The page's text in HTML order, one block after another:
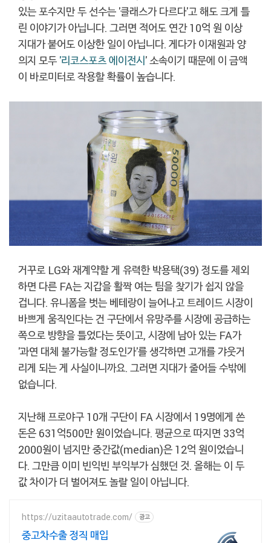
있는 포수지만 두 선수는 '클래스가 다르다'고 해도 크게 틀
린 이야기가 아닙니다. 그러면 적어도 연간 10억 원 이상
지대가 붙어도 이상한 일이 아닙니다. 게다가 이재원과 양
의지 모두 '리코스포츠 에이전시' 소속이기 때문에 이 금액
이 바로미터로 작용할 확률이 높습니다.
거꾸로 LG와 재계약할 게 유력한 박용택(39) 정도를 제외
하면 다른 FA는 지갑을 활짝 여는 팀을 찾기가 쉽지 않을
겁니다. 유니폼을 벗는 베테랑이 늘어나고 트레이드 시장이
바쁘게 움직인다는 건 구단에서 유망주를 시장에 공급하는
쪽으로 방향을 틀었다는 뜻이고, 시장에 남아 있는 FA가
'과연 대체 불가능할 정도인가'를 생각하면 고개를 갸웃거
리게 되는 게 사실이니까요. 그러면 지대가 줄어들 수밖에
없습니다.
지난해 프로야구 10개 구단이 FA 시장에서 19명에게 쓴
돈은 631억500만 원이었습니다. 평균으로 따지면 33억
2000원이 넘지만 중간값(median)은 12억 원이었습니
다. 그만큼 이미 빈익빈 부익부가 심했던 것. 올해는 이 두
값 차이가 더 벌어져도 놀랄 일이 아닙니다.
https://uzitaautotrade.com/ 광고
중고차수출 정직 매입